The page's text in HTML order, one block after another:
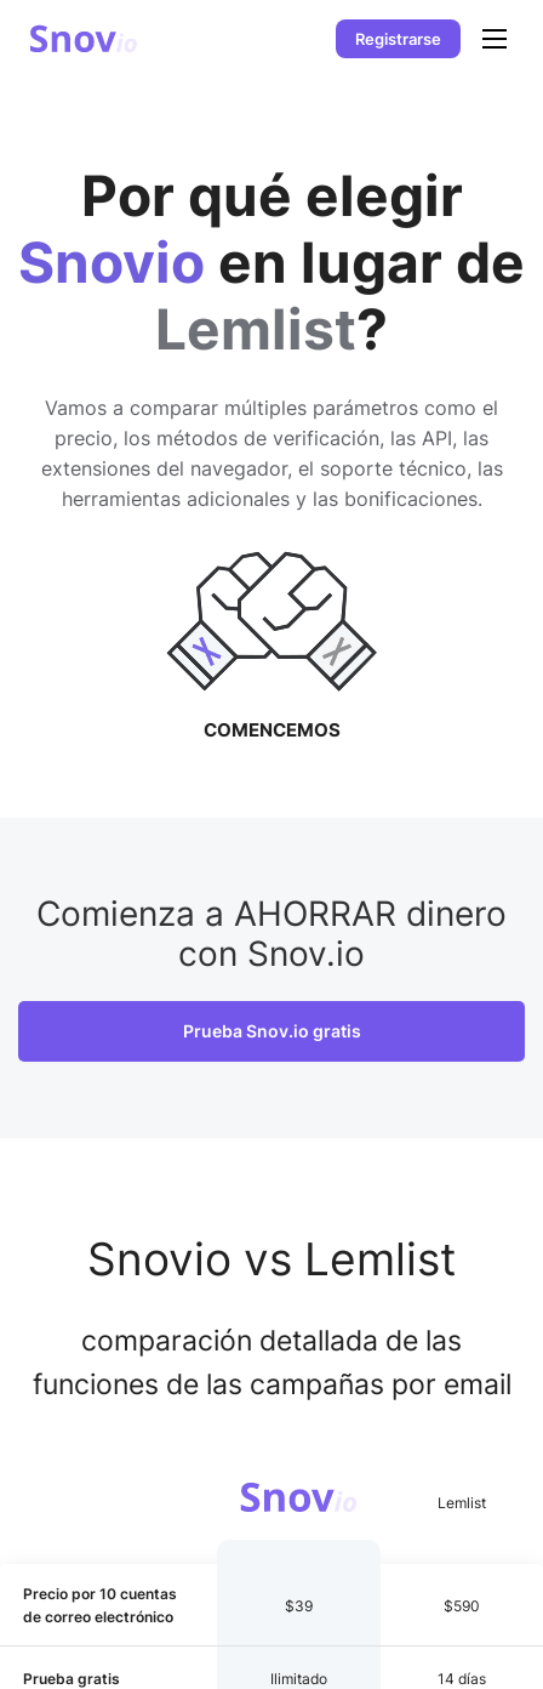
Registrarse
Por qué elegir
Snovio en lugar de
Lemlist?
Vamos a comparar múltiples parámetros como el
precio, los métodos de verificación, las API, las
extensiones del navegador, el soporte técnico, las
herramientas adicionales y las bonificaciones.
COMENCEMOS
Comienza a AHORRAR dinero
con Snov.io
Prueba Snov.io gratis
Snovio vs Lemlist
comparación detallada de las
funciones de las campañas por email
Precio por 10 cuentas
de correo electrónico
$39 $590
Prueba gratis Ilimitado 14 días